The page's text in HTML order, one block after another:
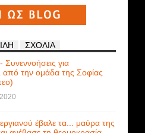
ΣΧΟΛΙΑ
για
από την ομάδα της Σοφίας
έβαλε τα... μαύρα της